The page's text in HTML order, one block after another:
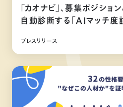
「カオナビ」、募集ポジシ
自動診断する「AIマッチ度
プレスリリース